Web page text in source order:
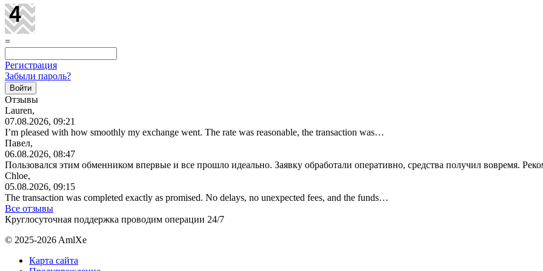
=
Регистрация
Забыли пароль?
Отзывы
Lauren,
07.08.2026, 09:21
I’m pleased with how smoothly my exchange went. The rate was reasonable, the transaction was…
Павел,
06.08.2026, 08:47
Пользовался этим обменником впервые и все прошло идеально. Заявку обработали оперативно, средства получил вовремя.
Chloe,
05.08.2026, 09:15
The transaction was completed exactly as promised. No delays, no unexpected fees, and the funds…
Все отзывы
Круглосуточная поддержка проводим операции 24/7
© 2025-2026 AmlXe
Карта сайта